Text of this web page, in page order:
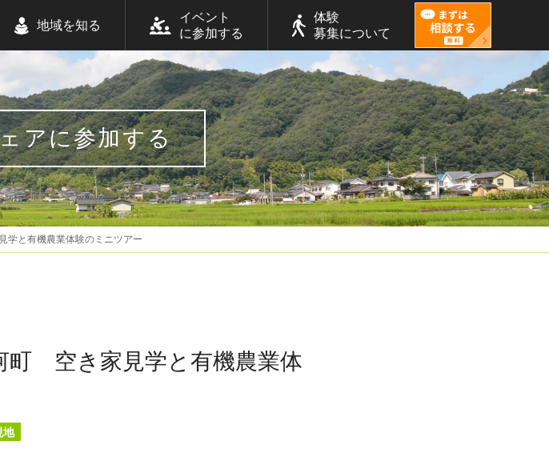
地域を知る
イベント
に参加する
体験
募集について
アに参加する
と有機農業体験のミニツアー
空き家見学と有機農業体
地